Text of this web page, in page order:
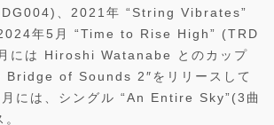
、2021年 “String Vibrates”
年5月 “Time to Rise High” (TRD
には Hiroshi Watanabe とのカップ
Bridge of Sounds 2″をリリースして
には、シングル “An Entire Sky”(3曲